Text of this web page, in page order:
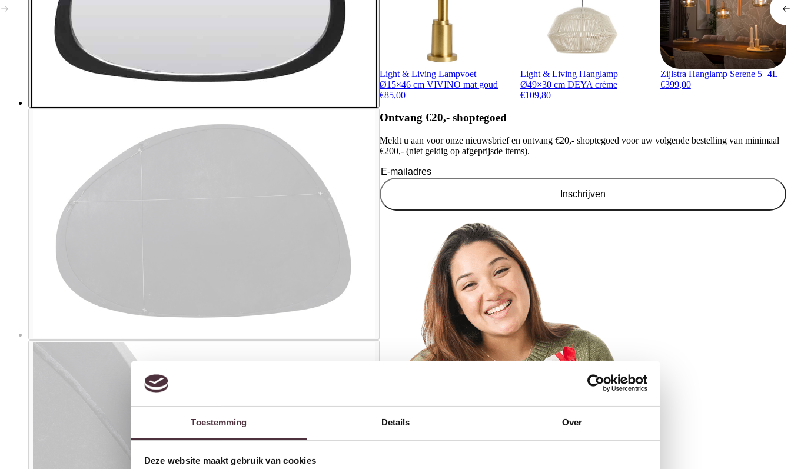
Toestemming Details Over
Deze website maakt gebruik van cookies
Light & Living Lampvoet
Ø15×46 cm VIVINO mat goud
€85,00
Light & Living Hanglamp
Ø49×30 cm DEYA crème
€109,80
Zijlstra Hanglamp Serene 5+4L
€399,00
Ontvang €20,- shoptegoed
Meldt u aan voor onze nieuwsbrief en ontvang €20,- shoptegoed voor uw volgende bestelling van minimaal
€200,- (niet geldig op afgeprijsde items).
Inschrijven